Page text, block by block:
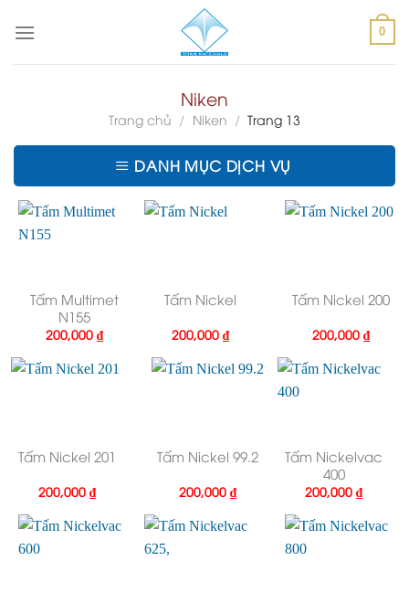
0
Niken
Trang chủ / Niken / Trang 13
DANH MỤC DỊCH VỤ
Tấm Multimet
N155
200,000₫
Tấm Nickel
200,000₫
Tấm Nickel 200
200,000₫
Tấm Nickel 201
200,000₫
Tấm Nickel 99.2
200,000₫
Tấm Nickelvac
400
200,000₫